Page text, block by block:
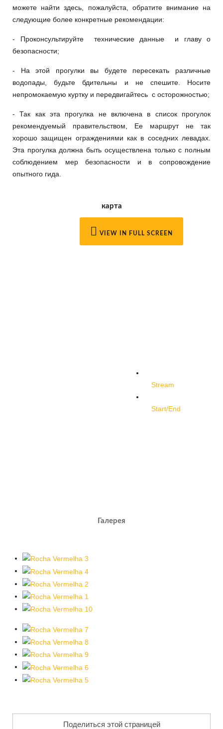
можете найти здесь, пожалуйста, обратите внимание на
следующие более конкретные рекомендации:
- Проконсультируйте технические данные и главу о
безопасности;
- На этой прогулки вы будете пересекать различные
водопады, будьте бдительны и не спешите. Носите
непромокаемую куртку и передвигайтесь с осторожностью;
- Так как эта прогулка не включена в список прогулок
рекомендуемый правительством, Ее маршрут не так
хорошо защищен ограждениями как в соседних левадах.
Эта прогулка должна быть осуществлена только с полным
соблюдением мер безопасности и в сопровождение
опытного гида.
карта
VIEW IN FULL SCREEN
Stream
Start/End
Галерея
Поделиться этой страницей